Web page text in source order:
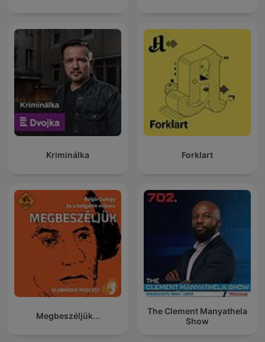
Kriminálka Forklart
Megbeszéljük...
The Clement Manyathela
Show